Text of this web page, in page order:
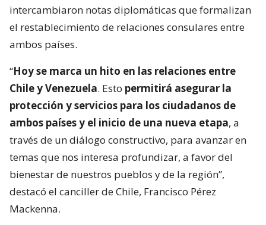
intercambiaron notas diplomáticas que formalizan
el restablecimiento de relaciones consulares entre
ambos países.
“Hoy se marca un hito en las relaciones entre
Chile y Venezuela. Esto permitirá asegurar la
protección y servicios para los ciudadanos de
ambos países y el inicio de una nueva etapa, a
través de un diálogo constructivo, para avanzar en
temas que nos interesa profundizar, a favor del
bienestar de nuestros pueblos y de la región”,
destacó el canciller de Chile, Francisco Pérez
Mackenna.